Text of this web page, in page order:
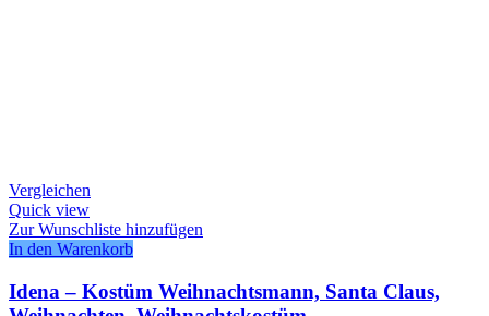
Vergleichen
Quick view
Zur Wunschliste hinzufügen
In den Warenkorb
Idena – Kostüm Weihnachtsmann, Santa Claus,